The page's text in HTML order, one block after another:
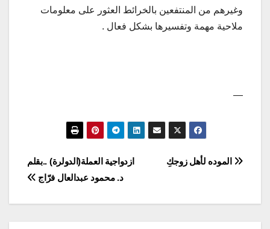
وغيرهم من المنتفعين بالخرائط العثور على معلومات
ملاحية مهمة وتفسيرها بشكل فعال .
—
تصفّح
ازدواجية العملة(الدولرة) ..بقلم
د. محمود عبدالعال فرّاج
الموده لأهل زوجكِ